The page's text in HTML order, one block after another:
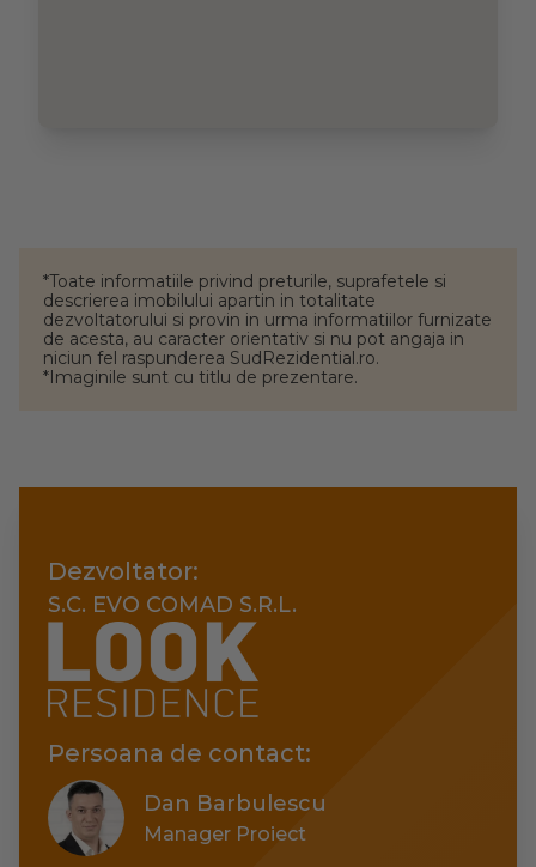
*Toate informatiile privind preturile, suprafetele si
descrierea imobilului apartin in totalitate
dezvoltatorului si provin in urma informatiilor furnizate
de acesta, au caracter orientativ si nu pot angaja in
niciun fel raspunderea SudRezidential.ro.
*Imaginile sunt cu titlu de prezentare.
Dezvoltator:
S.C. EVO COMAD S.R.L.
Persoana de contact:
Dan Barbulescu
Manager Proiect